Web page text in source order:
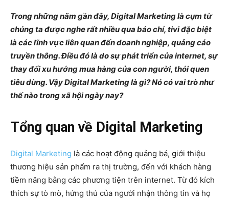
Trong những năm gần đây, Digital Marketing là cụm từ
chúng ta được nghe rất nhiều qua báo chí, tivi đặc biệt
là các lĩnh vực liên quan đến doanh nghiệp, quảng cáo
truyền thông. Điều đó là do sự phát triển của internet, sự
thay đổi xu hướng mua hàng của con người, thói quen
tiêu dùng. Vậy Digital Marketing là gì? Nó có vai trò như
thế nào trong xã hội ngày nay?
Tổng quan về Digital Marketing
Digital Marketing là các hoạt động quảng bá, giới thiệu
thương hiệu sản phẩm ra thị trường, đến với khách hàng
tiềm năng bằng các phương tiện trên internet. Từ đó kích
thích sự tò mò, hứng thú của người nhận thông tin và họ